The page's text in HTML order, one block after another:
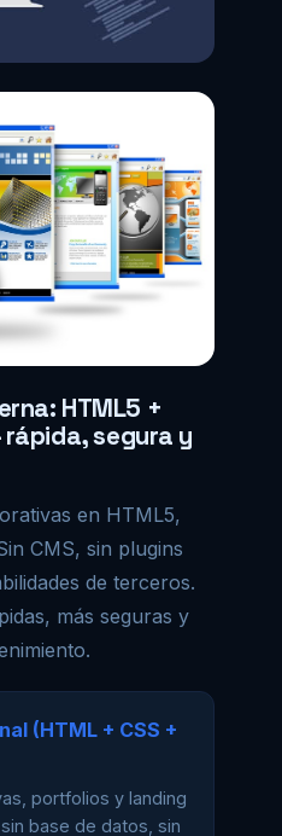
HTML5 +
segura y
en HTML5,
CMS, sin plugins
de terceros.
más seguras y
(HTML + CSS +
portfolios y landing
base de datos, sin